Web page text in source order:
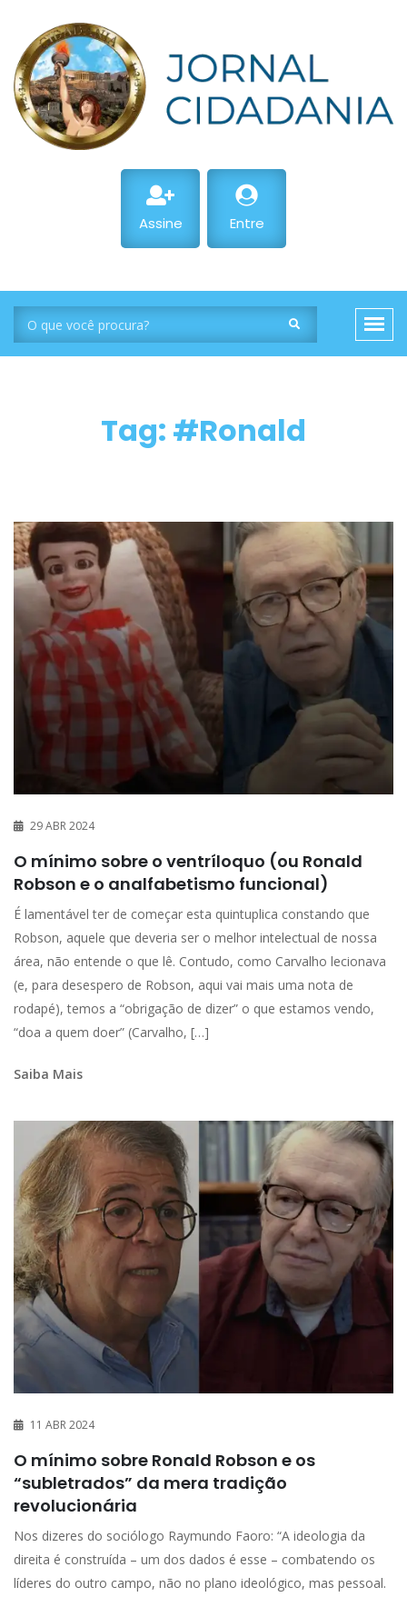
Assine Entre
Tag: #Ronald
29 ABR 2024
O mínimo sobre o ventríloquo (ou Ronald
Robson e o analfabetismo funcional)
É lamentável ter de começar esta quintuplica constando que
Robson, aquele que deveria ser o melhor intelectual de nossa
área, não entende o que lê. Contudo, como Carvalho lecionava
(e, para desespero de Robson, aqui vai mais uma nota de
rodapé), temos a “obrigação de dizer” o que estamos vendo,
“doa a quem doer” (Carvalho, […]
Saiba Mais
11 ABR 2024
O mínimo sobre Ronald Robson e os
“subletrados” da mera tradição
revolucionária
Nos dizeres do sociólogo Raymundo Faoro: “A ideologia da
direita é construída – um dos dados é esse – combatendo os
líderes do outro campo, não no plano ideológico, mas pessoal.